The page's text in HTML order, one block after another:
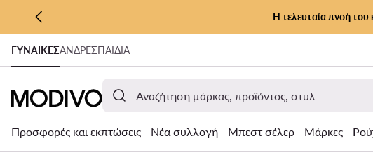
ΜΕΤΆΒΑΣΗ ΣΤΟ ΚΎΡΙΟ ΠΕΡΙΕΧΌΜΕΝΟ
ΜΕΤΆΒΑΣΗ ΣΤΗΝ ΑΝΑΖΉΤΗΣΗ
Η τελευταία πνοή του
ΓΥΝΑΊΚΕΣΑΝΔΡΕΣΠΑΙΔΙΑ
Προσφορές και εκπτώσεις Νέα συλλογή Μπεστ σέλερ Μάρκες